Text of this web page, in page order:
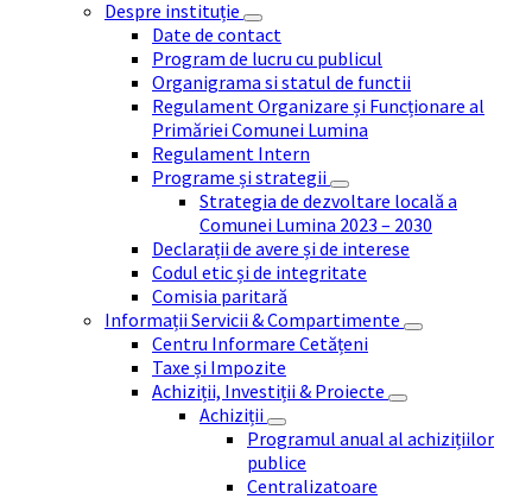
Despre instituție
Date de contact
Program de lucru cu publicul
Organigrama si statul de functii
Regulament Organizare și Funcționare al
Primăriei Comunei Lumina
Regulament Intern
Programe și strategii
Strategia de dezvoltare locală a
Comunei Lumina 2023 – 2030
Declarații de avere și de interese
Codul etic și de integritate
Comisia paritară
Informații Servicii & Compartimente
Centru Informare Cetățeni
Taxe și Impozite
Achiziții, Investiții & Proiecte
Achiziții
Programul anual al achizițiilor
publice
Centralizatoare